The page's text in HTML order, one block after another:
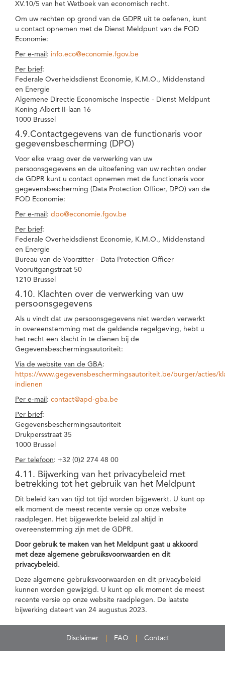
XV.10/5 van het Wetboek van economisch recht.
Om uw rechten op grond van de GDPR uit te oefenen, kunt
u contact opnemen met de Dienst Meldpunt van de FOD
Economie:
Per e-mail : info.eco@economie.fgov.be
Per brief:
Federale Overheidsdienst Economie, K.M.O., Middenstand
en Energie
Algemene Directie Economische Inspectie - Dienst Meldpunt
Koning Albert II-laan 16
1000 Brussel
4.9.Contactgegevens van de functionaris voor
gegevensbescherming (DPO)
Voor elke vraag over de verwerking van uw
persoonsgegevens en de uitoefening van uw rechten onder
de GDPR kunt u contact opnemen met de functionaris voor
gegevensbescherming (Data Protection Officer, DPO) van de
FOD Economie:
Per e-mail : dpo@economie.fgov.be
Per brief:
Federale Overheidsdienst Economie, K.M.O., Middenstand
en Energie
Bureau van de Voorzitter - Data Protection Officer
Vooruitgangstraat 50
1210 Brussel
4.10. Klachten over de verwerking van uw
persoonsgegevens
Als u vindt dat uw persoonsgegevens niet werden verwerkt
in overeenstemming met de geldende regelgeving, hebt u
het recht een klacht in te dienen bij de
Gegevensbeschermingsautoriteit:
Via de website van de GBA:
https://www.gegevensbeschermingsautoriteit.be/burger/acties/
indienen
Per e-mail : contact@apd-gba.be
Per brief:
Gegevensbeschermingsautoriteit
Drukpersstraat 35
1000 Brussel
Per telefoon: +32 (0)2 274 48 00
4.11. Bijwerking van het privacybeleid met
betrekking tot het gebruik van het Meldpunt
Dit beleid kan van tijd tot tijd worden bijgewerkt. U kunt op
elk moment de meest recente versie op onze website
raadplegen. Het bijgewerkte beleid zal altijd in
overeenstemming zijn met de GDPR.
Door gebruik te maken van het Meldpunt gaat u akkoord
met deze algemene gebruiksvoorwaarden en dit
privacybeleid.
Deze algemene gebruiksvoorwaarden en dit privacybeleid
kunnen worden gewijzigd. U kunt op elk moment de meest
recente versie op onze website raadplegen. De laatste
bijwerking dateert van 24 augustus 2023.
Disclaimer FAQ Contact